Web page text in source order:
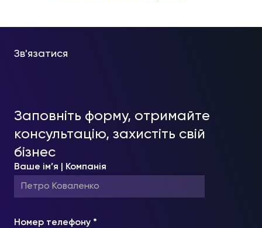
Зв'язатися
Заповніть форму, отримайте
консультацію, захистіть свій
бізнес
Ваше ім’я | Компанія
Номер телефону *